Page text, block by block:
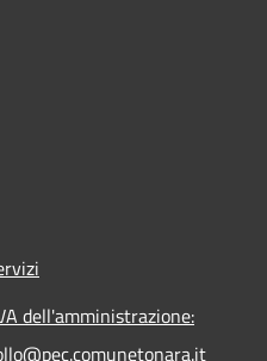
dell'amministrazione: